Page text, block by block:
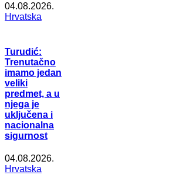
04.08.2026.
Hrvatska
Turudić:
Trenutačno
imamo jedan
veliki
predmet, a u
njega je
uključena i
nacionalna
sigurnost
04.08.2026.
Hrvatska